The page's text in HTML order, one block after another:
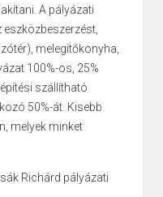
A pályázati
melegítőkonyha,
100%-os, 25%
szállítható
50%-át. Kisebb
melyek minket
Richárd pályázati